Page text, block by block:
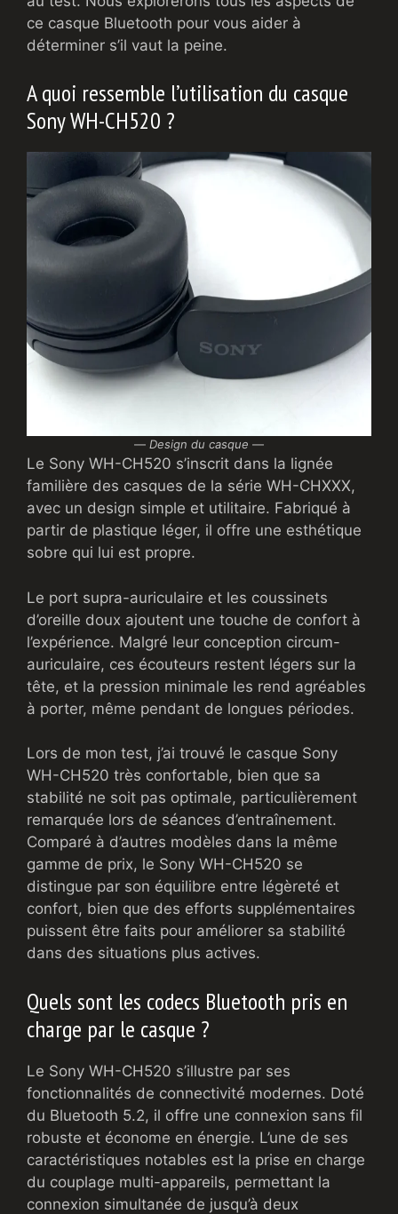
ce casque Bluetooth pour vous aider à
déterminer s’il vaut la peine.
A quoi ressemble l’utilisation du casque
Sony WH-CH520 ?
— Design du casque —
Le Sony WH-CH520 s’inscrit dans la lignée
familière des casques de la série WH-CHXXX,
avec un design simple et utilitaire. Fabriqué à
partir de plastique léger, il offre une esthétique
sobre qui lui est propre.
Le port supra-auriculaire et les coussinets
d’oreille doux ajoutent une touche de confort à
l’expérience. Malgré leur conception circum-
auriculaire, ces écouteurs restent légers sur la
tête, et la pression minimale les rend agréables
à porter, même pendant de longues périodes.
Lors de mon test, j’ai trouvé le casque Sony
WH-CH520 très confortable, bien que sa
stabilité ne soit pas optimale, particulièrement
remarquée lors de séances d’entraînement.
Comparé à d’autres modèles dans la même
gamme de prix, le Sony WH-CH520 se
distingue par son équilibre entre légèreté et
confort, bien que des efforts supplémentaires
puissent être faits pour améliorer sa stabilité
dans des situations plus actives.
Quels sont les codecs Bluetooth pris en
charge par le casque ?
Le Sony WH-CH520 s’illustre par ses
fonctionnalités de connectivité modernes. Doté
du Bluetooth 5.2, il offre une connexion sans fil
robuste et économe en énergie. L’une de ses
caractéristiques notables est la prise en charge
du couplage multi-appareils, permettant la
connexion simultanée de jusqu’à deux